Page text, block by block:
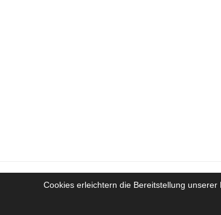
Cookies erleichtern die Bereitstellung